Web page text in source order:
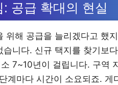
공급 확대의 현실
위해 공급을 늘리겠다고 했
니다. 신규 택지를 찾기보
7~10년이 걸립니다. 구역
계마다 시간이 소요되죠.